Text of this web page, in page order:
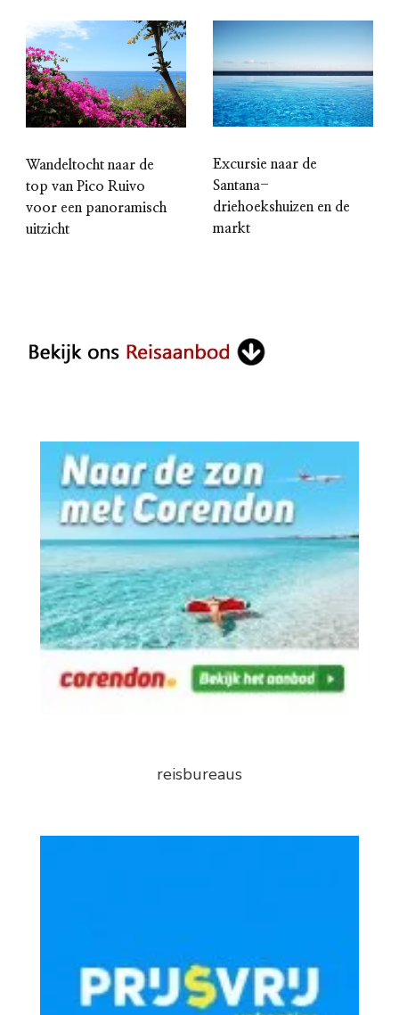
Wandeltocht naar de
top van Pico Ruivo
voor een panoramisch
uitzicht
Excursie naar de
Santana-
driehoekshuizen en de
markt
reisbureaus